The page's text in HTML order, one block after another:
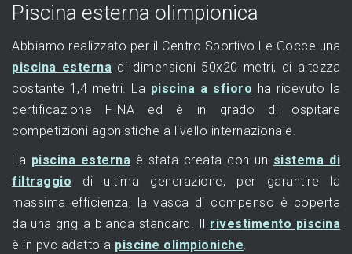
Piscina esterna olimpionica
Abbiamo realizzato per il Centro Sportivo Le Gocce una
piscina esterna di dimensioni 50x20 metri, di altezza
costante 1,4 metri. La piscina a sfioro ha ricevuto la
certificazione FINA ed è in grado di ospitare
competizioni agonistiche a livello internazionale.
La piscina esterna è stata creata con un sistema di
filtraggio di ultima generazione, per garantire la
massima efficienza, la vasca di compenso è coperta
da una griglia bianca standard. Il rivestimento piscina
è in pvc adatto a piscine olimpioniche.